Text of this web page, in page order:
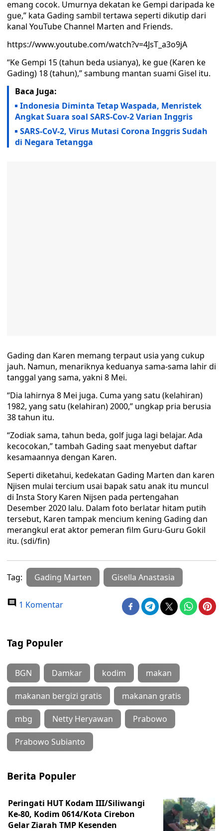
emang cocok. Umurnya dekatan ke Gempi daripada ke
gue,” kata Gading sambil tertawa seperti dikutip dari
kanal YouTube Channel Marten and Friends.
https://www.youtube.com/watch?v=4JsT_a3o9jA
“Ke Gempi 15 (tahun beda usianya), ke gue (Karen ke
Gading) 18 (tahun),” sambung mantan suami Gisel itu.
Baca Juga:
Indonesia Diminta Tetap Waspada, Menristek
Angkat Suara soal SARS-Cov-2 Varian Inggris
SARS-CoV-2, Virus Mutasi Corona Inggris Sudah
di Negara Tetangga
Gading dan Karen memang terpaut usia yang cukup
jauh. Namun, menariknya keduanya sama-sama lahir di
tanggal yang sama, yakni 8 Mei.
“Dia lahirnya 8 Mei juga. Cuma yang satu (kelahiran)
1982, yang satu (kelahiran) 2000,” ungkap pria berusia
38 tahun itu.
“Zodiak sama, tahun beda, golf juga lagi belajar. Ada
kecocokan,” tambah Gading saat menyebut daftar
kesamaannya dengan Karen.
Seperti diketahui, kedekatan Gading Marten dan karen
Njisen mulai tercium usai bapak satu anak itu muncul
di Insta Story Karen Nijsen pada pertengahan
Desember 2020 lalu. Dalam foto berlatar hitam putih
tersebut, Karen tampak mencium kening Gading dan
merangkul erat aktor pemeran film Guru-Guru Gokil
itu. (sdi/fin)
Tag: Gading Marten Gisella Anastasia
1 Komentar
Tag Populer
BGN Damkar kodim makan
makanan bergizi gratis makanan gratis
mbg Netty Heryawan Prabowo
Prabowo Subianto
Berita Populer
Peringati HUT Kodam III/Siliwangi
Ke-80, Kodim 0614/Kota Cirebon
Gelar Ziarah TMP Kesenden